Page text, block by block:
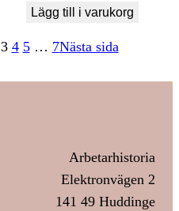
Lägg till i varukorg
3 4 5 … 7Nästa sida
Arbetarhistoria
Elektronvägen 2
141 49 Huddinge